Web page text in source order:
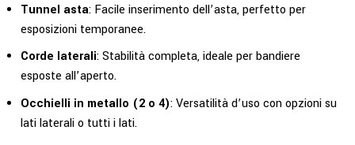
Tunnel asta: Facile inserimento dell’asta, perfetto per
esposizioni temporanee.
Corde laterali: Stabilità completa, ideale per bandiere
esposte all’aperto.
Occhielli in metallo (2 o 4): Versatilità d’uso con opzioni su
lati laterali o tutti i lati.